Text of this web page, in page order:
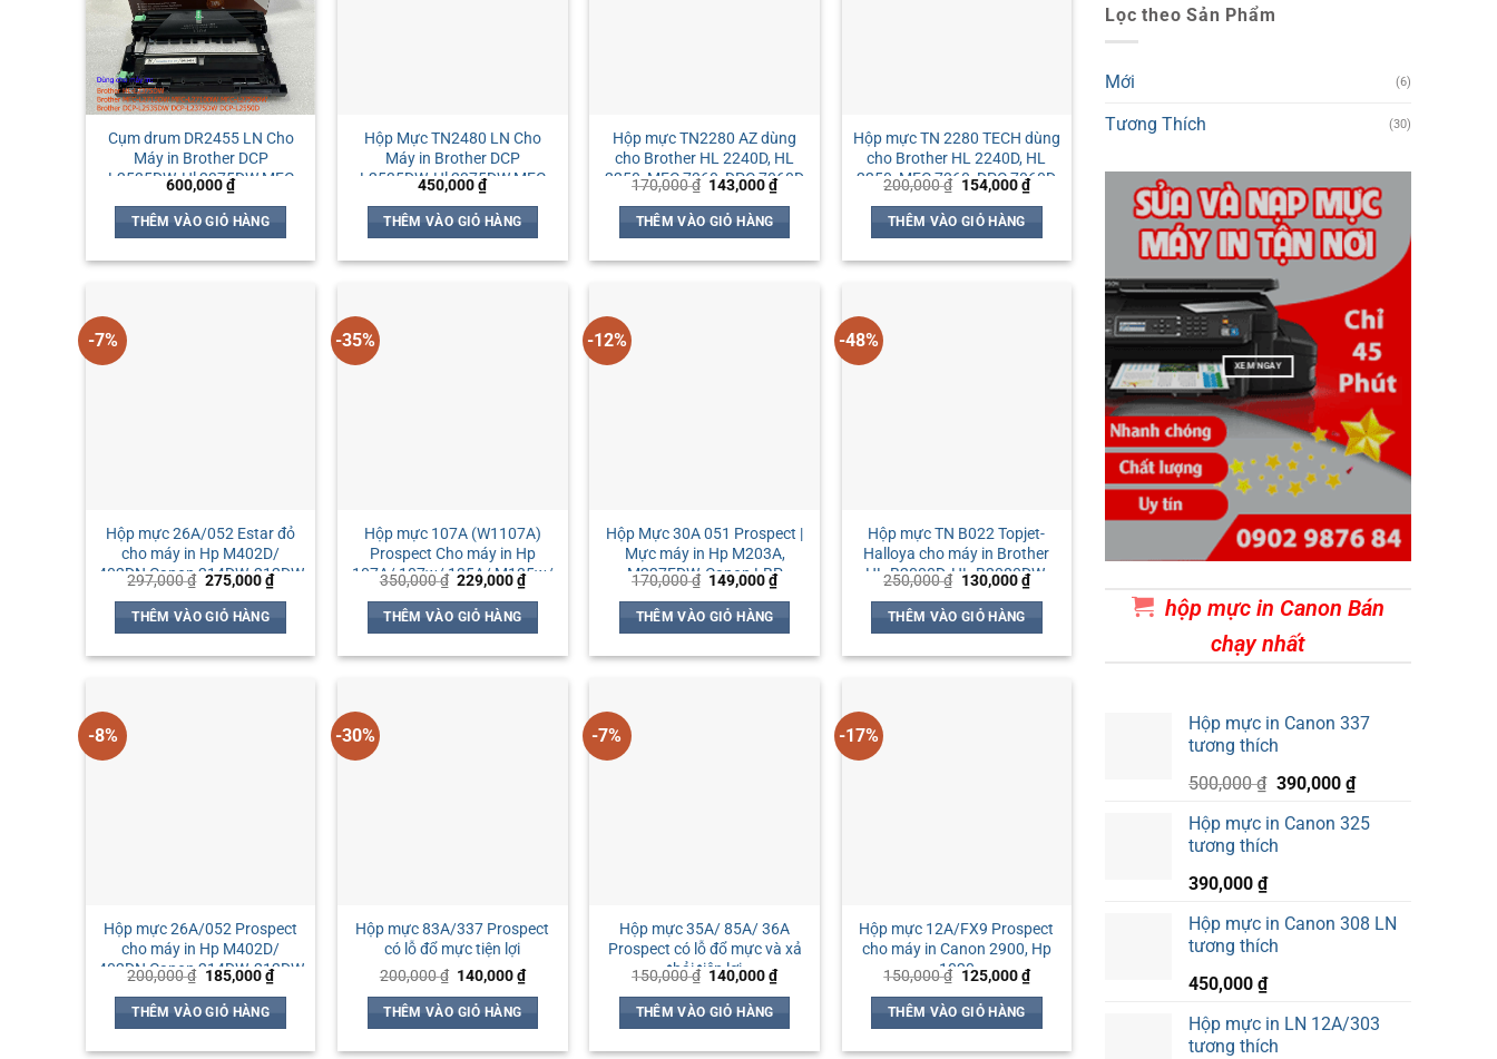
Cụm drum DR2455 LN Cho
Máy in Brother DCP
L2535DW, Hl 2375DW MFC
L2715DW L2750DW
L2710DW
600,000₫
THÊM VÀO GIỎ HÀNG
Hộp Mực TN2480 LN Cho
Máy in Brother DCP
L2535DW, Hl 2375DW MFC
L2715DW L2750DW
L2710DW
450,000₫
THÊM VÀO GIỎ HÀNG
Hộp mực TN2280 AZ dùng
cho Brother HL 2240D, HL
2250, MFC 7360, DPC 7060D
170,000₫ Giá
là:
170,000 ₫.
143,000₫Giá
hiện
THÊM VÀO GIỎ HÀNG
Hộp mực TN 2280 TECH dùng
cho Brother HL 2240D, HL
2250, MFC 7360, DPC 7060D
200,000₫ Giá
là:
200,000 ₫.
154,000₫Giá
hiện
THÊM VÀO GIỎ HÀNG
-7%
Hộp mực 26A/052 Estar đỏ
cho máy in Hp M402D/
402DN Canon 214DW, 212DW
297,000₫ Giá
là:
297,000 ₫.
275,000₫Giá
hiện
THÊM VÀO GIỎ HÀNG
-35%
Hộp mực 107A (W1107A)
Prospect Cho máy in Hp
107A/ 107w/ 135A/ M135w/
137fnw
350,000₫ Giá
là:
350,000 ₫.
229,000₫Giá
hiện
THÊM VÀO GIỎ HÀNG
-12%
Hộp Mực 30A 051 Prospect |
Mực máy in Hp M203A,
M227FDW, Canon LBP
161dn/ 162dw/ MF264dw/
269dw
170,000₫ Giá
là:
170,000 ₫.
149,000₫Giá
hiện
THÊM VÀO GIỎ HÀNG
-48%
Hộp mực TN B022 Topjet-
Halloya cho máy in Brother
HL-B2000D, HL-B2080DW,
DCP-B7535DW, MFC-
B7715DW
250,000₫ Giá
là:
250,000 ₫.
130,000₫Giá
hiện
THÊM VÀO GIỎ HÀNG
-8%
Hộp mực 26A/052 Prospect
cho máy in Hp M402D/
402DN Canon 214DW, 212DW
200,000₫ Giá
là:
200,000 ₫.
185,000₫Giá
hiện
THÊM VÀO GIỎ HÀNG
-30%
Hộp mực 83A/337 Prospect
có lỗ đổ mực tiện lợi
200,000₫ Giá
là:
200,000 ₫.
140,000₫Giá
hiện
THÊM VÀO GIỎ HÀNG
-7%
Hộp mực 35A/ 85A/ 36A
Prospect có lỗ đổ mực và xả
thải tiện lợi
150,000₫ Giá
là:
150,000 ₫.
140,000₫Giá
hiện
THÊM VÀO GIỎ HÀNG
-17%
Hộp mực 12A/FX9 Prospect
cho máy in Canon 2900, Hp
1020
150,000₫ Giá
là:
150,000 ₫.
125,000₫Giá
hiện
THÊM VÀO GIỎ HÀNG
Lọc theo Sản Phẩm
Mới (6)
Tương Thích (30)
XEM NGAY
hộp mực in Canon Bán
chạy nhất
Hộp mực in Canon 337
tương thích
500,000₫ Giá
là:
500,000 ₫.
390,000 ₫Giá
tại
Hộp mực in Canon 325
tương thích
390,000 ₫
Hộp mực in Canon 308 LN
tương thích
450,000 ₫
Hộp mực in LN 12A/303
tương thích